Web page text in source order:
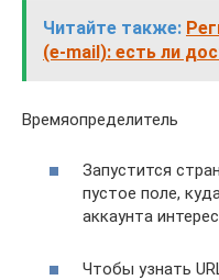
Читайте также:
(e-mail): есть ли
Времяопределитель
Запустится
пустое поле,
аккаунта
Чтобы узнать